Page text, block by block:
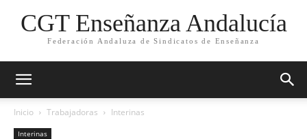
CGT Enseñanza Andalucía
Federación Andaluza de Sindicatos de Enseñanza
Inicio Trabajadoras Interinas
Interinas